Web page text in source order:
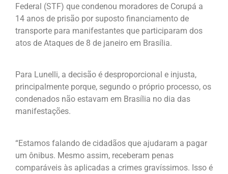
Federal (STF) que condenou moradores de Corupá a
14 anos de prisão por suposto financiamento de
transporte para manifestantes que participaram dos
atos de Ataques de 8 de janeiro em Brasília.
Para Lunelli, a decisão é desproporcional e injusta,
principalmente porque, segundo o próprio processo, os
condenados não estavam em Brasília no dia das
manifestações.
“Estamos falando de cidadãos que ajudaram a pagar
um ônibus. Mesmo assim, receberam penas
comparáveis às aplicadas a crimes gravíssimos. Isso é